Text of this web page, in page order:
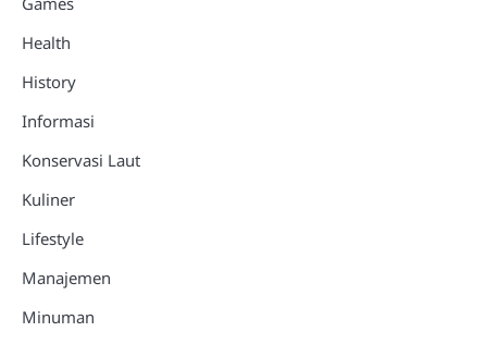
Health
History
Informasi
Konservasi Laut
Kuliner
Lifestyle
Manajemen
Minuman